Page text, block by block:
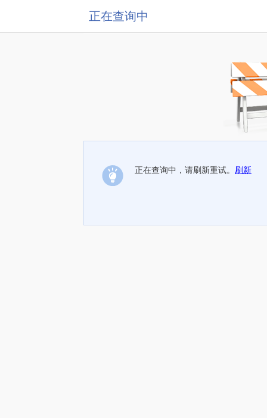
正在查询中
正在查询中，请刷新重试。 刷新